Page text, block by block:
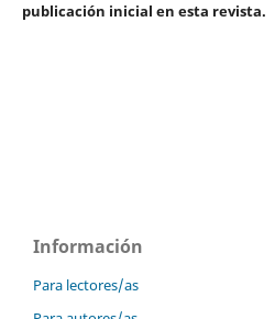
publicación inicial en esta revista.
Información
Para lectores/as